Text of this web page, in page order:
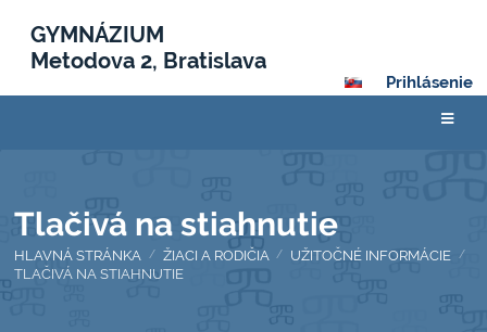
GYMNÁZIUM
Metodova 2, Bratislava
Prihlásenie
Tlačivá na stiahnutie
HLAVNÁ STRÁNKA / ŽIACI A RODIČIA / UŽITOČNÉ INFORMÁCIE /
TLAČIVÁ NA STIAHNUTIE